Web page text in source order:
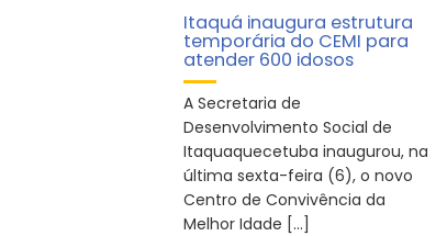
Itaquá inaugura estrutura
temporária do CEMI para
atender 600 idosos
A Secretaria de
Desenvolvimento Social de
Itaquaquecetuba inaugurou, na
última sexta-feira (6), o novo
Centro de Convivência da
Melhor Idade […]